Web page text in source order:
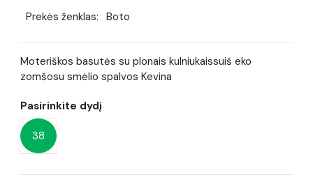
Prekės ženklas: Boto
Moteriškos basutės su plonais kulniukaissuiš eko
zomšosu smėlio spalvos Kevina
Pasirinkite dydį
38